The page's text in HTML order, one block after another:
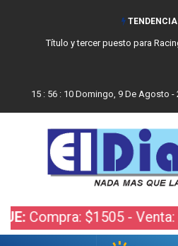
TENDENCIA
Título y tercer puesto para
15 : 56 : 11 Domingo, 9 De Agosto -
$1505 - Venta: $1525 |